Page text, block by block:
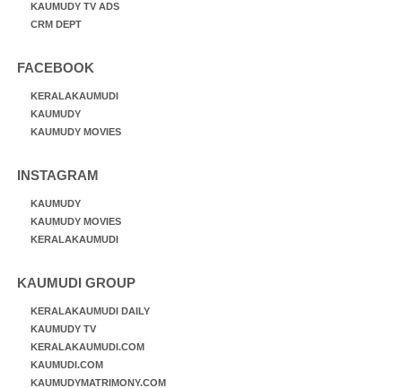
KAUMUDY TV ADS
CRM DEPT
FACEBOOK
KERALAKAUMUDI
KAUMUDY
KAUMUDY MOVIES
INSTAGRAM
KAUMUDY
KAUMUDY MOVIES
KERALAKAUMUDI
KAUMUDI GROUP
KERALAKAUMUDI DAILY
KAUMUDY TV
KERALAKAUMUDI.COM
KAUMUDI.COM
KAUMUDYMATRIMONY.COM